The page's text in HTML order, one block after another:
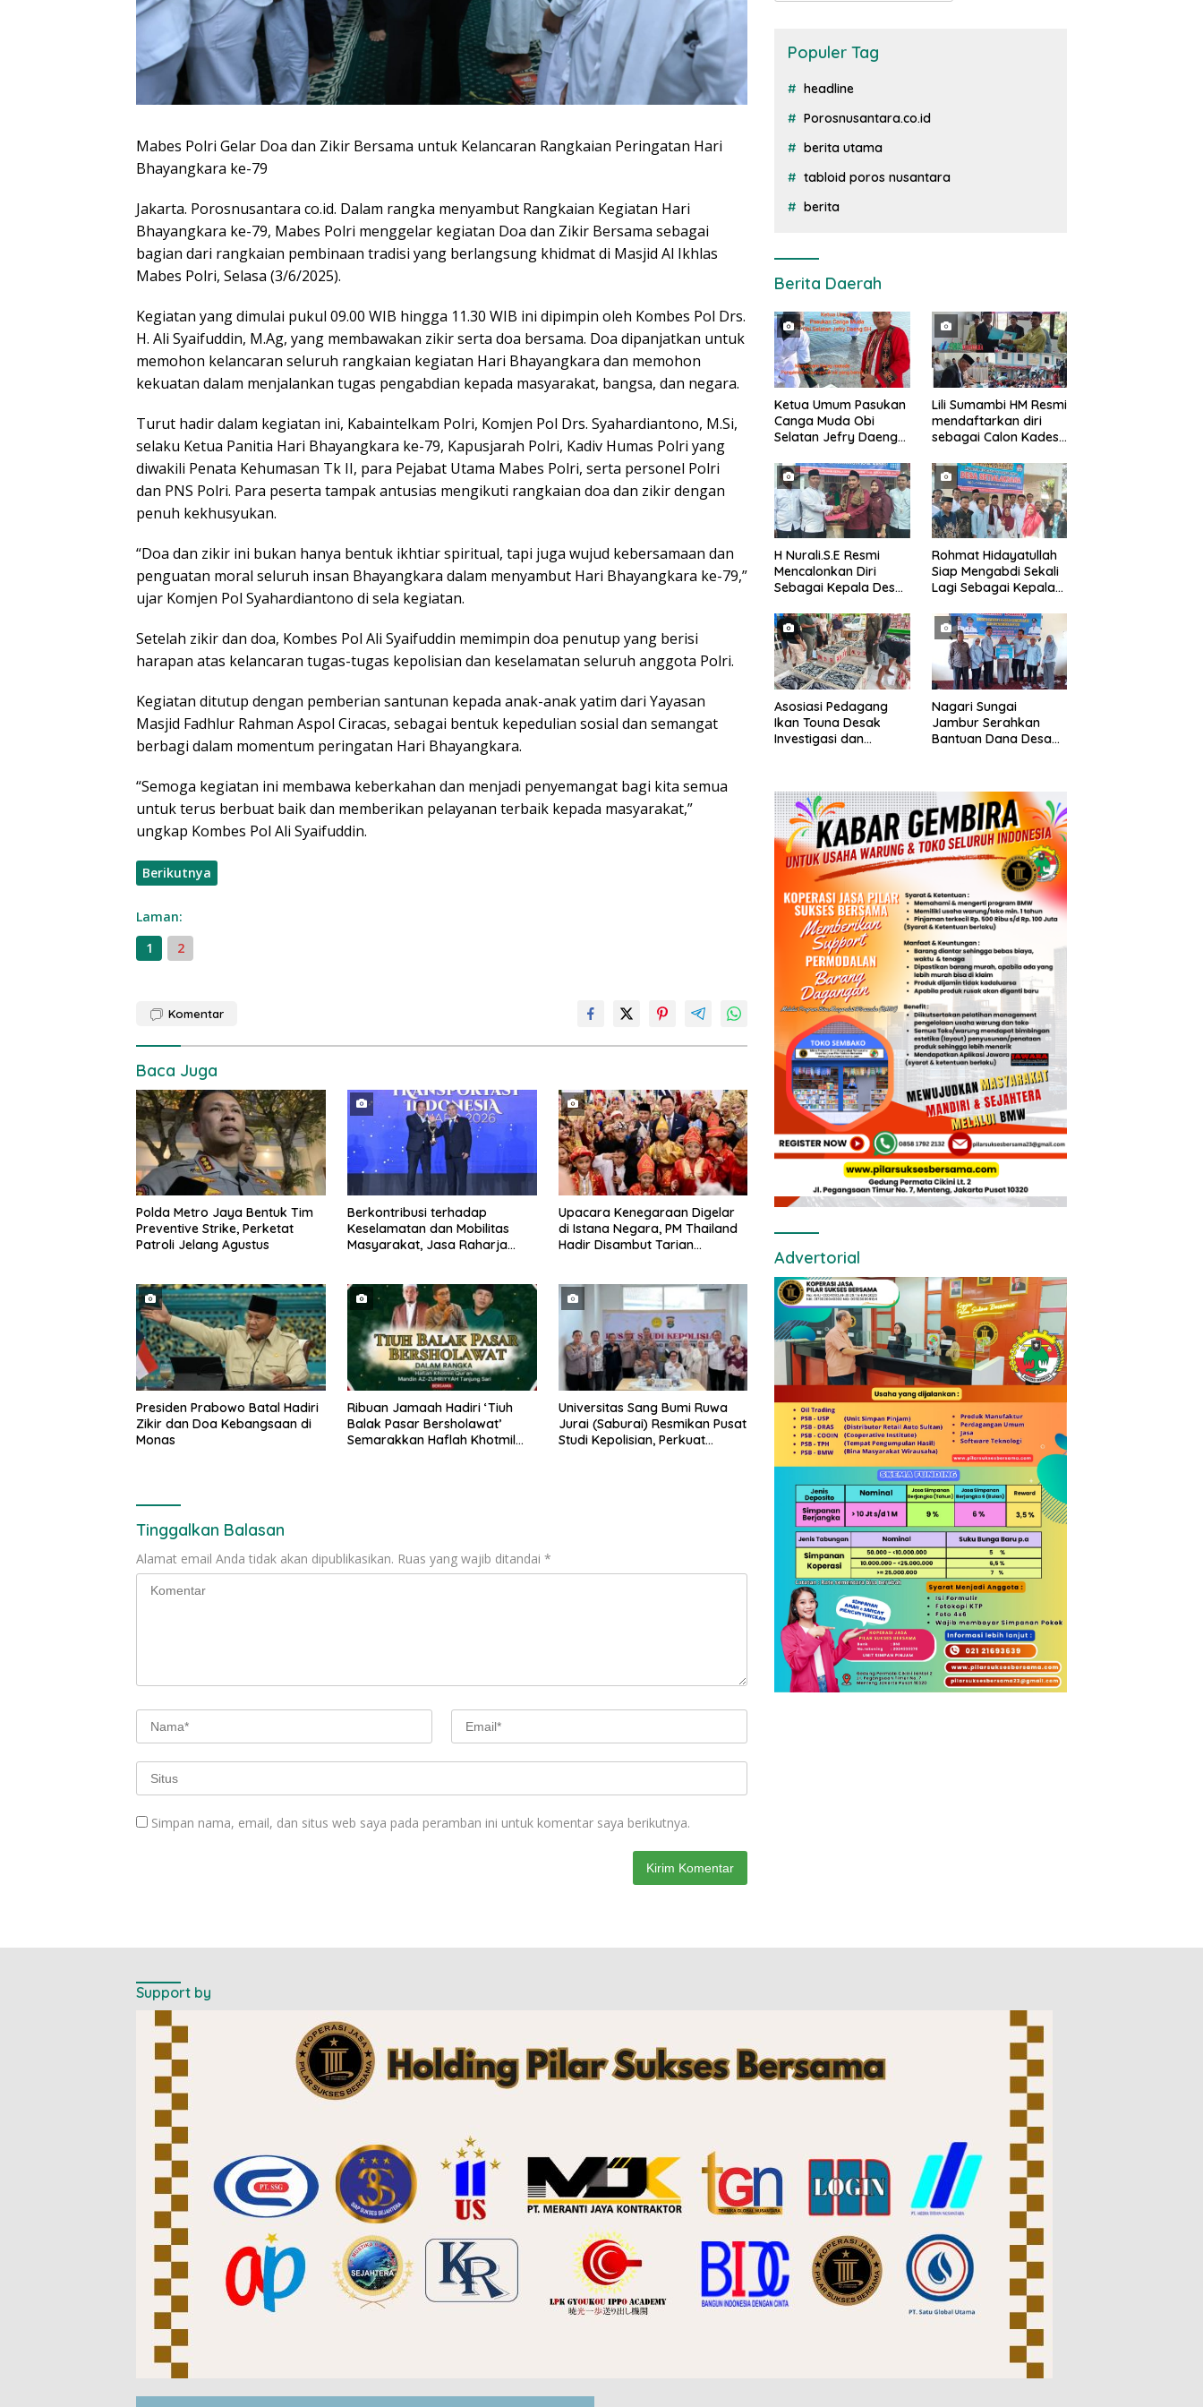
Mabes Polri Gelar Doa dan Zikir Bersama untuk Kelancaran Rangkaian Peringatan Hari
Bhayangkara ke-79
Jakarta. Porosnusantara co.id. Dalam rangka menyambut Rangkaian Kegiatan Hari
Bhayangkara ke-79, Mabes Polri menggelar kegiatan Doa dan Zikir Bersama sebagai
bagian dari rangkaian pembinaan tradisi yang berlangsung khidmat di Masjid Al Ikhlas
Mabes Polri, Selasa (3/6/2025).
Kegiatan yang dimulai pukul 09.00 WIB hingga 11.30 WIB ini dipimpin oleh Kombes Pol Drs.
H. Ali Syaifuddin, M.Ag, yang membawakan zikir serta doa bersama. Doa dipanjatkan untuk
memohon kelancaran seluruh rangkaian kegiatan Hari Bhayangkara dan memohon
kekuatan dalam menjalankan tugas pengabdian kepada masyarakat, bangsa, dan negara.
Turut hadir dalam kegiatan ini, Kabaintelkam Polri, Komjen Pol Drs. Syahardiantono, M.Si,
selaku Ketua Panitia Hari Bhayangkara ke-79, Kapusjarah Polri, Kadiv Humas Polri yang
diwakili Penata Kehumasan Tk II, para Pejabat Utama Mabes Polri, serta personel Polri
dan PNS Polri. Para peserta tampak antusias mengikuti rangkaian doa dan zikir dengan
penuh kekhusyukan.
“Doa dan zikir ini bukan hanya bentuk ikhtiar spiritual, tapi juga wujud kebersamaan dan
penguatan moral seluruh insan Bhayangkara dalam menyambut Hari Bhayangkara ke-79,”
ujar Komjen Pol Syahardiantono di sela kegiatan.
Setelah zikir dan doa, Kombes Pol Ali Syaifuddin memimpin doa penutup yang berisi
harapan atas kelancaran tugas-tugas kepolisian dan keselamatan seluruh anggota Polri.
Kegiatan ditutup dengan pemberian santunan kepada anak-anak yatim dari Yayasan
Masjid Fadhlur Rahman Aspol Ciracas, sebagai bentuk kepedulian sosial dan semangat
berbagi dalam momentum peringatan Hari Bhayangkara.
“Semoga kegiatan ini membawa keberkahan dan menjadi penyemangat bagi kita semua
untuk terus berbuat baik dan memberikan pelayanan terbaik kepada masyarakat,”
ungkap Kombes Pol Ali Syaifuddin.
Berikutnya
Laman:
1
2
Komentar
Baca Juga
Polda Metro Jaya Bentuk Tim
Preventive Strike, Perketat
Patroli Jelang Agustus
Berkontribusi terhadap
Keselamatan dan Mobilitas
Masyarakat, Jasa Raharja
2026
Upacara Kenegaraan Digelar
di Istana Negara, PM Thailand
Hadir Disambut Tarian
Presiden Prabowo Batal Hadiri
Zikir dan Doa Kebangsaan di
Monas
Ribuan Jamaah Hadiri ‘Tiuh
Balak Pasar Bersholawat’
Semarakkan Haflah Khotmil
Universitas Sang Bumi Ruwa
Jurai (Saburai) Resmikan Pusat
Studi Kepolisian, Perkuat
Tinggalkan Balasan
Alamat email Anda tidak akan dipublikasikan. Ruas yang wajib ditandai *
Simpan nama, email, dan situs web saya pada peramban ini untuk komentar saya berikutnya.
Populer Tag
headline
Porosnusantara.co.id
berita utama
tabloid poros nusantara
berita
Berita Daerah
Ketua Umum Pasukan
Canga Muda Obi
Selatan Jefry Daeng
Metode Pengambilan
Sampel Air Laut di
Laut yang Bersih
Lili Sumambi HM Resmi
mendaftarkan diri
sebagai Calon Kades
di Kawal ribuan masa
pendukungnya
H Nurali.S.E Resmi
Mencalonkan Diri
Sebagai Kepala Desa
Rohmat Hidayatullah
Siap Mengabdi Sekali
Lagi Sebagai Kepala
Asosiasi Pedagang
Ikan Touna Desak
Investigasi dan
Nagari Sungai
Jambur Serahkan
Bantuan Dana Desa
Advertorial
Support by